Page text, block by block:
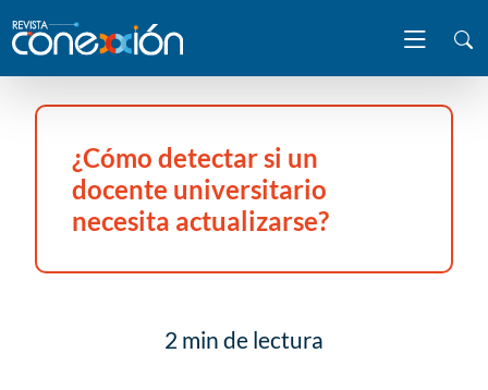
¿Cómo detectar si un
docente universitario
necesita actualizarse?
2 min de lectura